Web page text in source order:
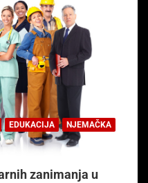
EDUKACIJA
NJEMAČKA
zanimanja u